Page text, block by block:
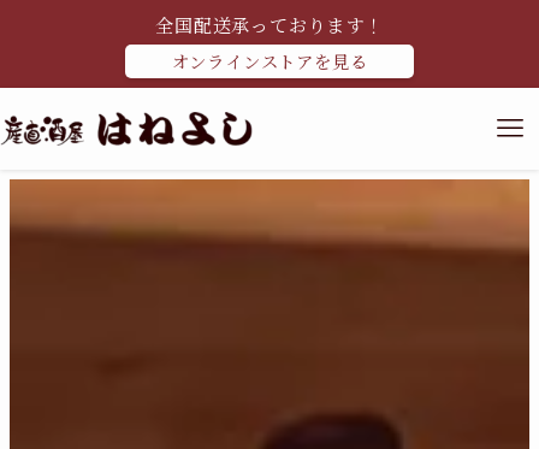
全国配送承っております！
オンラインストアを見る